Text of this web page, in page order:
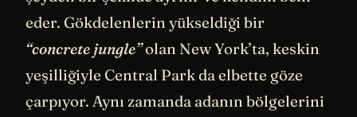
eder. Gökdelenlerin yükseldiği bir
“concrete jungle”olan New York’ta, keskin
yeşilliğiyle Central Park da elbette göze
çarpıyor. Aynı zamanda adanın bölgelerini